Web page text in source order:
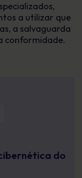
a utilizar que
a salvaguarda
conformidade.
do